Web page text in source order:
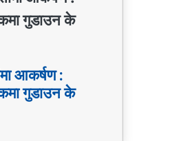
आकर्षण :
गुडाउन के